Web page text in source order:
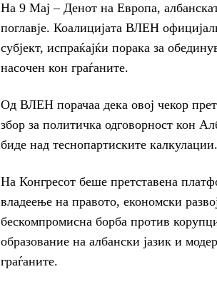
На 9 Мај – Денот на Европа,
поглавје. Коалицијата ВЛЕН
субјект, испраќајќи порака за
насочен кон граѓаните.
Од ВЛЕН порачаа дека овој чекор
збор за политичка одговорност кон
биде над теснопартиските калкулации.
На Конгресот беше претставена
владеење на правото, економски
бескомпромисна борба против
образование на албански јазик и
граѓаните.